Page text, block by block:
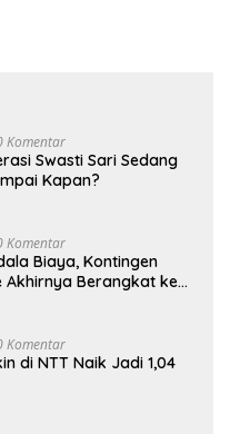
Komentar
Swasti Sari Sedang
Kapan?
Komentar
Biaya, Kontingen
Akhirnya Berangkat ke
Komentar
di NTT Naik Jadi 1,04